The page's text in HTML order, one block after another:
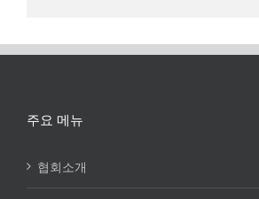
주요 메뉴
협회소개